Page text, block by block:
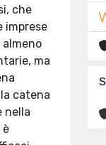
che
imprese
ma
catena
nella
è